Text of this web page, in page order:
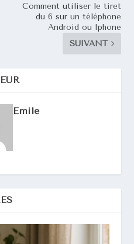
Comment utiliser le tiret
du 6 sur un téléphone
Android ou Iphone
SUIVANT
Emile